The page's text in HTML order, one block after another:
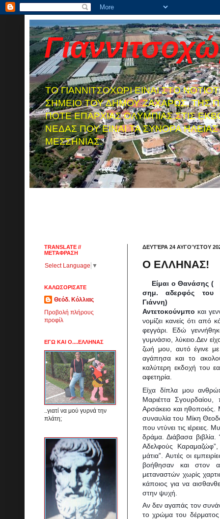
TO ΓΙΑΝΝΙΤΣΟΧΩΡΙ ΕΙΝΑΙ ΣΤΟ
ΣΗΜΕΙΟ ΤΟΥ ΔΗΜΟΥ ΖΑΧΑΡΩΣ, ΤΗΣ
ΠΟΤΕ ΕΠΑΡΧΙΑΣ ΟΛΥΜΠΙΑΣ,ΣΤΙΣ
ΝΕΔΑΣ ΠΟΥ ΕΙΝΑΙ ΤΑ ΣΥΝΟΡΑ ΗΛΕΙΑΣ
ΜΕΣΣΗΝΙΑΣ.
ΔΕΥΤΈΡΑ 24 ΑΥΓΟΎΣΤΟΥ
Ο ΕΛΛΗΝΑΣ!
Είμαι ο Θανάσης (
σημ. αδερφός του
Γιάννη)
Αντετοκούνμπο και
νομίζει κανείς ότι
φεγγάρι. Εδώ
γυμνάσιο, λύκειο.Δεν
ζωή μου, αυτό έγινε
αγάπησα και το
καλύτερη εκδοχή του
αφετηρία.
Είχα δίπλα μου αν
Μαριέττα
Αρσάκειο και
συναυλία του Μίκη
που ντύνει τις ιέρειες.
δράμα. Διάβασα
Αδελφούς
μάτια”. Αυτές οι
βοήθησαν και στον
μεταναστών χωρίς
κάποιος για να
στην ψυχή.
Αν δεν αγαπάς τον
το χρώμα του δέρματος
TRANSLATE //
ΜΕΤΆΦΡΑΣΗ
Select Language ▼
ΚΑΛΩΣΟΡΙΣΑΤΕ
Θεόδ. Κόλλιας
Προβολή πλήρους
προφίλ
ΕΓΩ ΚΑΙ Ο....ΕΛΛΗΝΑΣ
..γιατί να μού γυρνά την
πλάτη;